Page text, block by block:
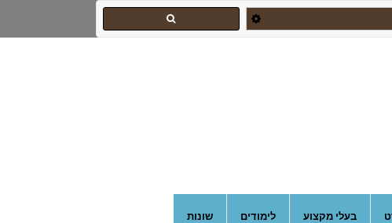
בעלי מקצוע לימודים שונות